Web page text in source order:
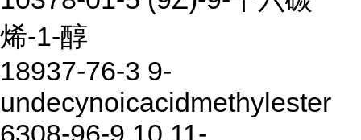
烯-1-醇
18937-76-3 9-
undecynoicacidmethylester
6308-96-9 10,11-